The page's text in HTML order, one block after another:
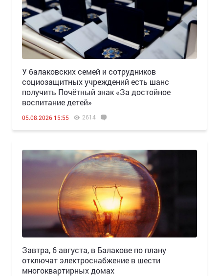
У балаковских семей и сотрудников
социозащитных учреждений есть шанс
получить Почётный знак «За достойное
воспитание детей»
05.08.2026 15:55 2614
Завтра, 6 августа, в Балакове по плану
отключат электроснабжение в шести
многоквартирных домах